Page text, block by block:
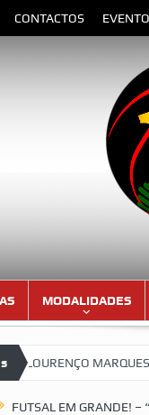
CONTACTOS
MODALIDADES
MARQUES “A
FUTSAL EM GRANDE! –